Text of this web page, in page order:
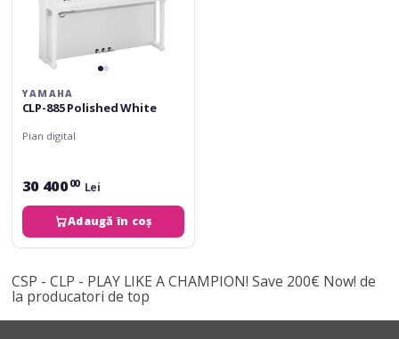
YAMAHA
CLP-885 Polished White
Pian digital
30 40000 Lei
Adaugă în coș
CSP - CLP - PLAY LIKE A CHAMPION! Save 200€ Now! de
la producatori de top